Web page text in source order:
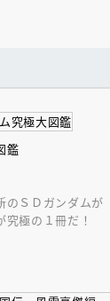
鑑
のＳＤガンダムが
極の１冊だ！